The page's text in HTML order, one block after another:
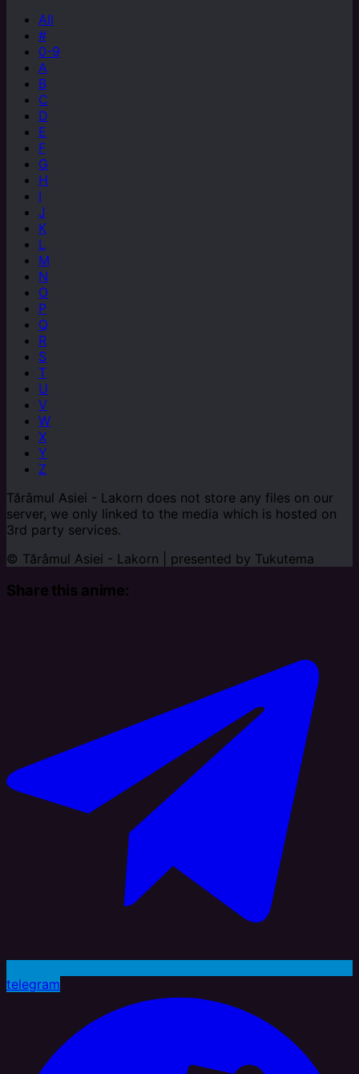
All
#
0-9
A
B
C
D
E
F
G
H
I
J
K
L
M
N
O
P
Q
R
S
T
U
V
W
X
Y
Z
Tărâmul Asiei - Lakorn does not store any files on our
server, we only linked to the media which is hosted on
3rd party services.
© Tărâmul Asiei - Lakorn | presented by Tukutema
Share this anime:
telegram